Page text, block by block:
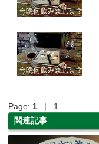
Page: 1 | 1
関連記事